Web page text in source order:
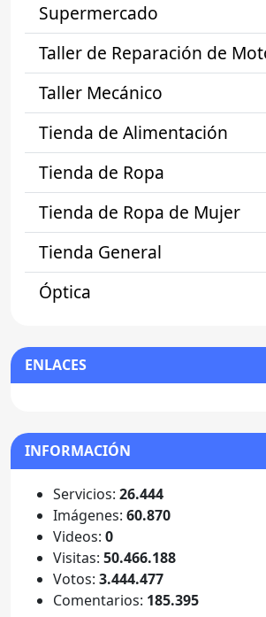
Supermercado
Taller de Reparación de
Taller Mecánico
Tienda de Alimentación
Tienda de Ropa
Tienda de Ropa de Mujer
Tienda General
Óptica
ENLACES
INFORMACIÓN
Servicios: 26.444
Imágenes: 60.870
Videos: 0
Visitas: 50.466.188
Votos: 3.444.477
Comentarios: 185.395